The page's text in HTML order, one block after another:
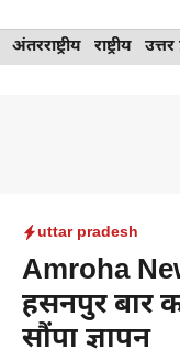
Skip
to
अंतरराष्ट्रीय राष्ट्रीय उत्तर
uttar pradesh
Amroha
हसनपुर बार
सौंपा ज्ञापन